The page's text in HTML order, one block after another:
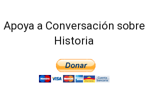
Apoya a Conversación sobre
Historia